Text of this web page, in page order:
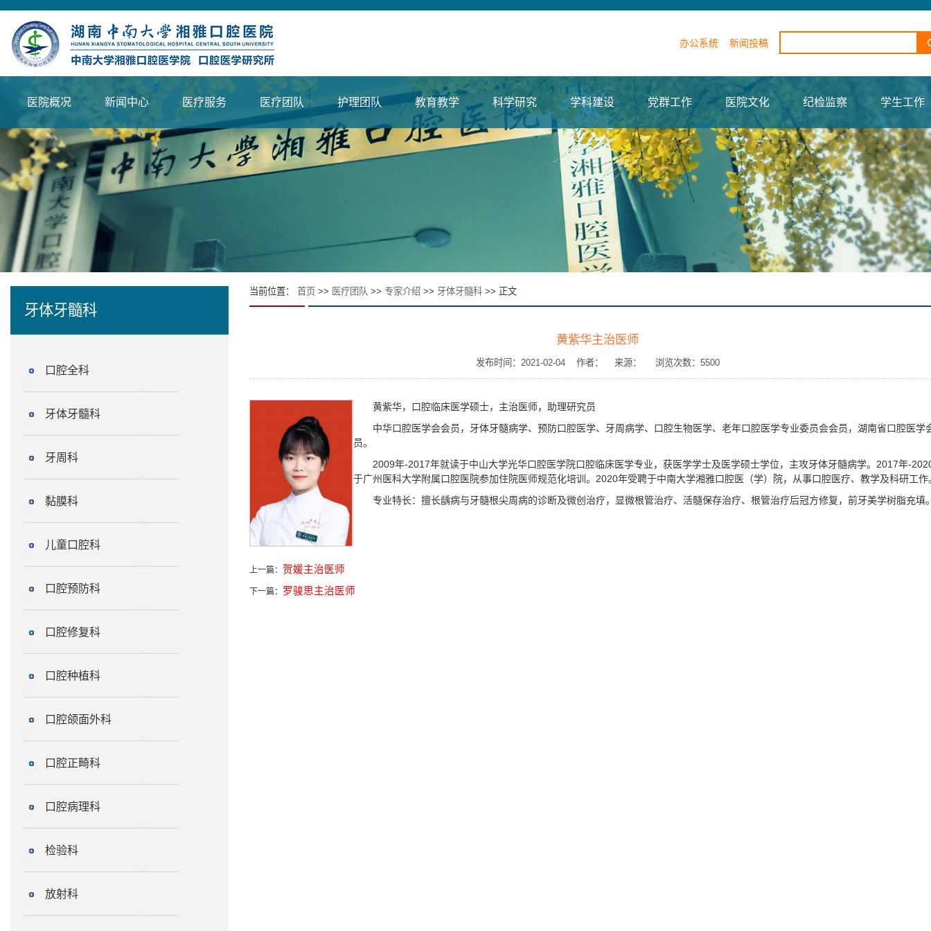
办公系统 新闻投稿
医院概况 新闻中心 医疗服务 医疗团队 护理团队 教育教学 科学研究 学科建设 党群工作 医院文化 纪检监察 学生工作
牙体牙髓科
口腔全科
牙体牙髓科
牙周科
黏膜科
儿童口腔科
口腔预防科
口腔修复科
口腔种植科
口腔颌面外科
口腔正畸科
口腔病理科
检验科
放射科
当前位置： 首页 >> 医疗团队 >> 专家介绍 >> 牙体牙髓科 >> 正文
黄紫华主治医师
发布时间：2021-02-04 作者： 来源： 浏览次数： 5500
黄紫华，口腔临床医学硕士，主治医师，助理研究员
中华口腔医学会会员，牙体牙髓病学、预防口腔医学、牙周病学、口腔生物医学、老年口腔医学专业委员会会员，湖南省口腔医学
员。
2009年-2017年就读于中山大学光华口腔医学院口腔临床医学专业，获医学学士及医学硕士学位，主攻牙体牙髓病学。2017年-
于广州医科大学附属口腔医院参加住院医师规范化培训。2020年受聘于中南大学湘雅口腔医（学）院，从事口腔医疗、教学及科研工作
专业特长：擅长龋病与牙髓根尖周病的诊断及微创治疗，显微根管治疗、活髓保存治疗、根管治疗后冠方修复，前牙美学树脂充填
上一篇： 贺媛主治医师
下一篇： 罗骏思主治医师